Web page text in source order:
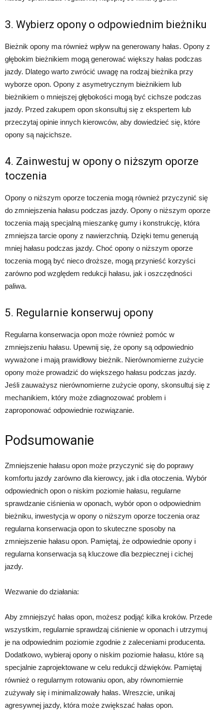
3. Wybierz opony o odpowiednim bieżniku
Bieżnik opony ma również wpływ na generowany hałas. Opony z
głębokim bieżnikiem mogą generować większy hałas podczas
jazdy. Dlatego warto zwrócić uwagę na rodzaj bieżnika przy
wyborze opon. Opony z asymetrycznym bieżnikiem lub
bieżnikiem o mniejszej głębokości mogą być cichsze podczas
jazdy. Przed zakupem opon skonsultuj się z ekspertem lub
przeczytaj opinie innych kierowców, aby dowiedzieć się, które
opony są najcichsze.
4. Zainwestuj w opony o niższym oporze
toczenia
Opony o niższym oporze toczenia mogą również przyczynić się
do zmniejszenia hałasu podczas jazdy. Opony o niższym oporze
toczenia mają specjalną mieszankę gumy i konstrukcję, która
zmniejsza tarcie opony z nawierzchnią. Dzięki temu generują
mniej hałasu podczas jazdy. Choć opony o niższym oporze
toczenia mogą być nieco droższe, mogą przynieść korzyści
zarówno pod względem redukcji hałasu, jak i oszczędności
paliwa.
5. Regularnie konserwuj opony
Regularna konserwacja opon może również pomóc w
zmniejszeniu hałasu. Upewnij się, że opony są odpowiednio
wyważone i mają prawidłowy bieżnik. Nierównomierne zużycie
opony może prowadzić do większego hałasu podczas jazdy.
Jeśli zauważysz nierównomierne zużycie opony, skonsultuj się z
mechanikiem, który może zdiagnozować problem i
zaproponować odpowiednie rozwiązanie.
Podsumowanie
Zmniejszenie hałasu opon może przyczynić się do poprawy
komfortu jazdy zarówno dla kierowcy, jak i dla otoczenia. Wybór
odpowiednich opon o niskim poziomie hałasu, regularne
sprawdzanie ciśnienia w oponach, wybór opon o odpowiednim
bieżniku, inwestycja w opony o niższym oporze toczenia oraz
regularna konserwacja opon to skuteczne sposoby na
zmniejszenie hałasu opon. Pamiętaj, że odpowiednie opony i
regularna konserwacja są kluczowe dla bezpiecznej i cichej
jazdy.
Wezwanie do działania:
Aby zmniejszyć hałas opon, możesz podjąć kilka kroków. Przede
wszystkim, regularnie sprawdzaj ciśnienie w oponach i utrzymuj
je na odpowiednim poziomie zgodnie z zaleceniami producenta.
Dodatkowo, wybieraj opony o niskim poziomie hałasu, które są
specjalnie zaprojektowane w celu redukcji dźwięków. Pamiętaj
również o regularnym rotowaniu opon, aby równomiernie
zużywały się i minimalizowały hałas. Wreszcie, unikaj
agresywnej jazdy, która może zwiększać hałas opon.